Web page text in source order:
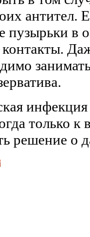
антител.
пузырьки в
только
решение о